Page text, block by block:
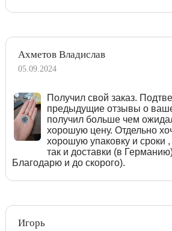
Ахметов Владислав
05.09.2024
Получил свой заказ.
предыдущие отзывы о
получил больше чем
хорошую цену. Отдельно
хорошую упаковку и сроки ,
так и доставки (в
Благодарю и до скорого).
Игорь